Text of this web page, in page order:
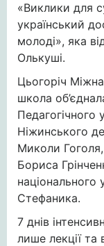
«Виклики для
український
молоді», яка
Олькуші.
Цьогоріч
школа
Педагогічного
Ніжинського
Миколи Гоголя,
Бориса
національного
Стефаника.
7 днів
лише лекції та